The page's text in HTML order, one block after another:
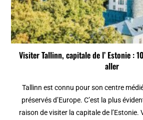
Visiter Tallinn, capitale de l’ Estonie :
aller
Tallinn est connu pour son centre
préservés d’Europe. C’est la plus
raison de visiter la capitale de l’Estonie.